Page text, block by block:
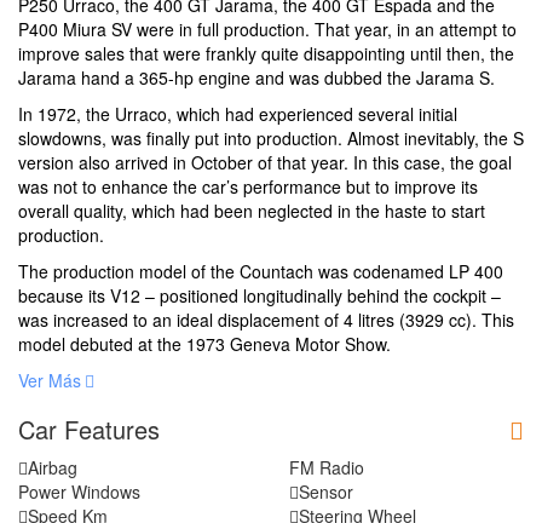
P400 Miura SV were in full production. That year, in an attempt to
improve sales that were frankly quite disappointing until then, the
Jarama hand a 365-hp engine and was dubbed the Jarama S.
In 1972, the Urraco, which had experienced several initial
slowdowns, was finally put into production. Almost inevitably, the S
version also arrived in October of that year. In this case, the goal
was not to enhance the car’s performance but to improve its
overall quality, which had been neglected in the haste to start
production.
The production model of the Countach was codenamed LP 400
because its V12 – positioned longitudinally behind the cockpit –
was increased to an ideal displacement of 4 litres (3929 cc). This
model debuted at the 1973 Geneva Motor Show.
Ver Más
Car Features
Airbag
FM Radio
Power Windows
Sensor
Speed Km
Steering Wheel